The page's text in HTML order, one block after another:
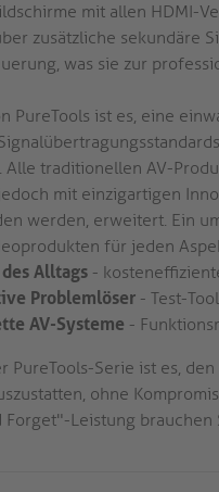
mit allen HDMI-
zusätzliche sekundäre
was sie zur
PureTools ist es, eine
Alle traditionellen AV-
mit einzigartigen
werden, erweitert. Ein
für jeden
Alltags -
Problemlöser - Test-
AV-Systeme -
PureTools-Serie ist es,
ohne
Forget"-Leistung brauchen